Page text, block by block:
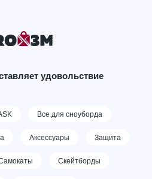
удовольствие
Все для сноуборда
Аксессуары Защита
Скейтборды